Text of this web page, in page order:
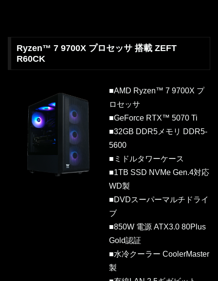
Ryzen™ 7 9700X プロセッサ 搭載 ZEFT
R60CK
■AMD Ryzen™ 7 9700X プ
ロセッサ
■GeForce RTX™ 5070 Ti
■32GB DDR5メモリ DDR5-
5600
■ミドルタワーケース
■1TB SSD NVMe Gen.4対応
WD製
■DVDスーパーマルチドライ
ブ
■850W 電源 ATX3.0 80Plus
Gold認証
■水冷クーラー CoolerMaster
製